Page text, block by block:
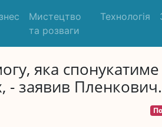
Мистецтво
та розваги
Технологія
яка спонукатиме
- заявив Пленкович.